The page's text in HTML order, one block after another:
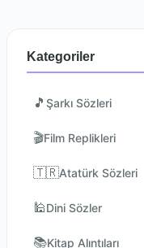
Kategoriler
🎵 Şarkı Sözleri
🎬Film Replikleri
🇹🇷Atatürk Sözleri
🕌Dini Sözler
📚Kitap Alıntıları